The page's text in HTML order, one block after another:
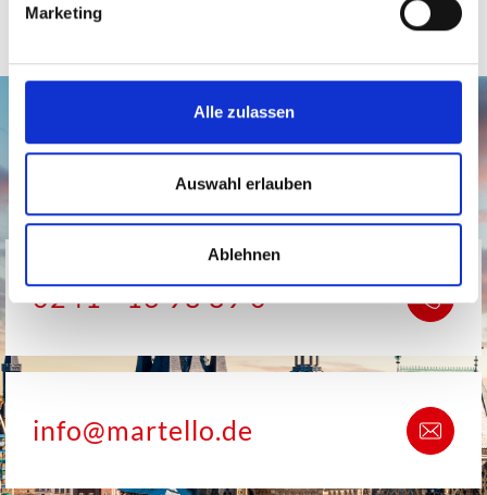
Marketing
Alle zulassen
Auswahl erlauben
Ablehnen
0241 - 16 98 89 0
info@martello.de